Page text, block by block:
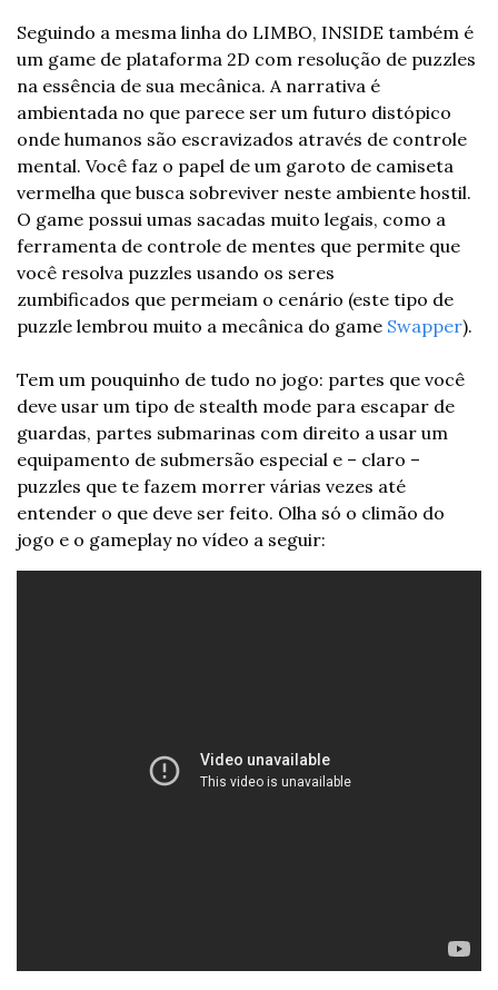
Seguindo a mesma linha do LIMBO, INSIDE também é
um game de plataforma 2D com resolução de puzzles
na essência de sua mecânica. A narrativa é
ambientada no que parece ser um futuro distópico
onde humanos são escravizados através de controle
mental. Você faz o papel de um garoto de camiseta
vermelha que busca sobreviver neste ambiente hostil.
O game possui umas sacadas muito legais, como a
ferramenta de controle de mentes que permite que
você resolva puzzles usando os seres
zumbificados que permeiam o cenário (este tipo de
puzzle lembrou muito a mecânica do game Swapper).
Tem um pouquinho de tudo no jogo: partes que você
deve usar um tipo de stealth mode para escapar de
guardas, partes submarinas com direito a usar um
equipamento de submersão especial e – claro –
puzzles que te fazem morrer várias vezes até
entender o que deve ser feito. Olha só o climão do
jogo e o gameplay no vídeo a seguir: